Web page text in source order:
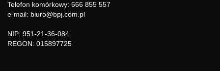
Telefon komórkowy: 666 855 557
e-mail: biuro@bpj.com.pl
NIP: 951-21-36-084
REGON: 015897725